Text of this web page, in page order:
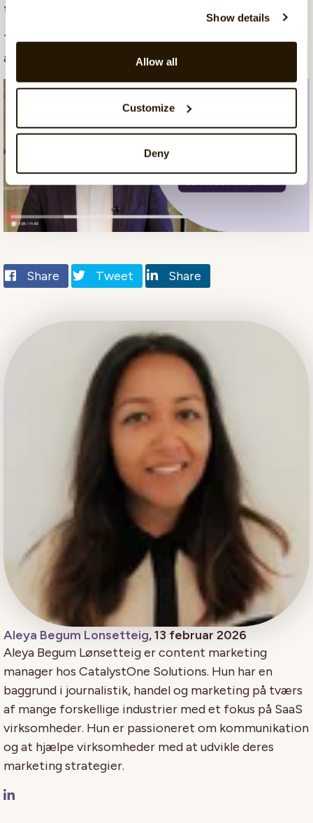
Show details
Allow all
Customize
Deny
troværdighed.
Tillid er ikke et blødt resultat. Det er et strategisk
aktiv.
Share Tweet Share
Aleya Begum Lonsetteig, 13 februar 2026
Aleya Begum Lønsetteig er content marketing
manager hos CatalystOne Solutions. Hun har en
baggrund i journalistik, handel og marketing på tværs
af mange forskellige industrier med et fokus på SaaS
virksomheder. Hun er passioneret om kommunikation
og at hjælpe virksomheder med at udvikle deres
marketing strategier.